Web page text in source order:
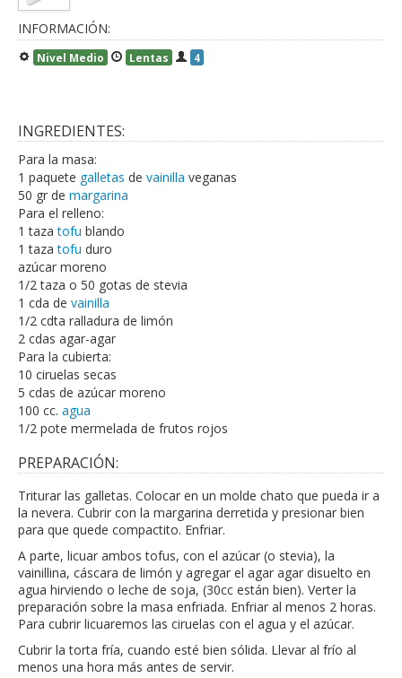
INFORMACIÓN:
Nivel Medio Lentas 4
INGREDIENTES:
Para la masa:
1 paquete galletas de vainilla veganas
50 gr de margarina
Para el relleno:
1 tazatofu blando
1 tazatofu duro
azúcar moreno
1/2 taza o 50 gotas de stevia
1 cda de vainilla
1/2 cdta ralladura de limón
2 cdas agar-agar
Para la cubierta:
10 ciruelas secas
5 cdas de azúcar moreno
100 cc. agua
1/2 pote mermelada de frutos rojos
PREPARACIÓN:
Triturar las galletas. Colocar en un molde chato que pueda ir a
la nevera. Cubrir con la margarina derretida y presionar bien
para que quede compactito. Enfriar.
A parte, licuar ambos tofus, con el azúcar (o stevia), la
vainillina, cáscara de limón y agregar el agar agar disuelto en
agua hirviendo o leche de soja, (30cc están bien). Verter la
preparación sobre la masa enfriada. Enfriar al menos 2 horas.
Para cubrir licuaremos las ciruelas con el agua y el azúcar.
Cubrir la torta fría, cuando esté bien sólida. Llevar al frío al
menos una hora más antes de servir.